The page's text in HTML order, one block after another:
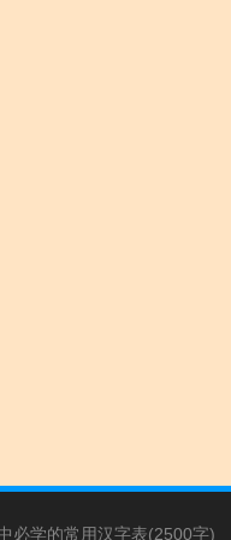
必学的常用汉字表(2500字)